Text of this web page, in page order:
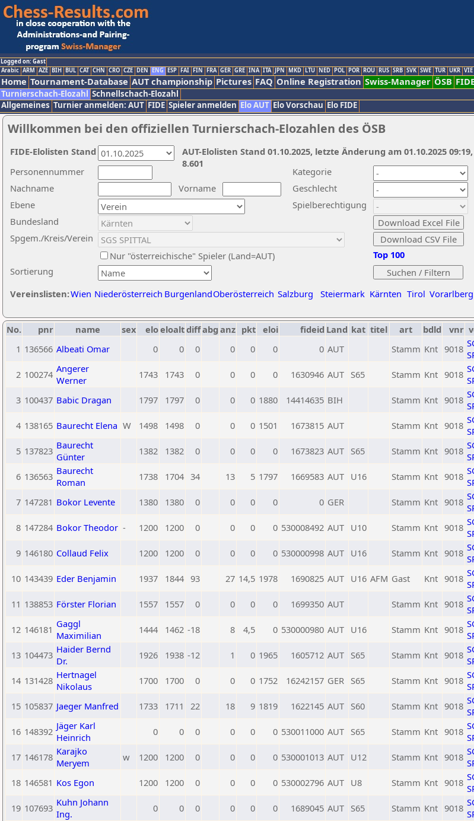
Logged on: Gast
Arabic ARM AZE BIH BUL CAT CHN CRO CZE DEN ENG ESP FAI FIN FRA GER GRE INA ITA JPN MKD LTU NED POL POR ROU RUS SRB SVK SWE TUR UKR VIE
Home Tournament-Database AUT championship Pictures FAQ Online Registration Swiss-Manager ÖSB
Turnierschach-Elozahl Schnellschach-Elozahl
Allgemeines Turnier anmelden: AUT FIDE Spieler anmelden Elo AUT Elo Vorschau Elo FIDE
Willkommen bei den offiziellen Turnierschach-Elozahlen des ÖSB
Nachname
Vorname
Ebene
Kategorie
Sortierung
Personennummer
Bundesland
Spgem./Kreis/Verein
Geschlecht
Nur "österreichische" Spieler (Land=AUT)
Spielberechtigung
Vereinslisten:Wien Niederösterreich BurgenlandOberösterreich Salzburg Steiermark Kärnten Tirol Vorarlberg
Top 100
AUT-Elolisten Stand 01.10.2025, letzte Änderung am 01.10.2025
8.601
FIDE-Elolisten Stand
No. pnr name sex eloeloaltdiffabg anz pkt eloi fideid Land kat titel art bdld vnr
1 136566 Albeati Omar 0 0 0 0 0 0 0 AUT Stamm Knt 9018
2 100274 Angerer
Werner
1743 1743 0 0 0 0 1630946 AUT S65 Stamm Knt 9018
3 100437 Babic Dragan 1797 1797 0 0 0 1880 14414635 BIH Stamm Knt 9018
4 138165 Baurecht Elena W 1498 1498 0 0 0 1501 1673815 AUT Stamm Knt 9018
5 137823 Baurecht
Günter
1382 1382 0 0 0 0 1673823 AUT S65 Stamm Knt 9018
6 136563 Baurecht
Roman
1738 1704 34 13 5 1797 1669583 AUT U16 Stamm Knt 9018
7 147281 Bokor Levente 1380 1380 0 0 0 0 0 GER Stamm Knt 9018
8 147284 Bokor Theodor - 1200 1200 0 0 0 0 530008492 AUT U10 Stamm Knt 9018
9 146180 Collaud Felix 1200 1200 0 0 0 0 530000998 AUT U16 Stamm Knt 9018
10 143439 Eder Benjamin 1937 1844 93 27 14,5 1978 1690825 AUT U16 AFM Gast Knt 9018
11 138853 Förster Florian 1557 1557 0 0 0 0 1699350 AUT Stamm Knt 9018
12 146181 Gaggl
Maximilian
1444 1462 -18 8 4,5 0 530000980 AUT U16 Stamm Knt 9018
13 104473 Haider Bernd
Dr.
1926 1938 -12 1 0 1965 1605712 AUT S65 Stamm Knt 9018
14 131428 Hertnagel
Nikolaus
1700 1700 0 0 0 1752 16242157 GER S65 Stamm Knt 9018
15 105837 Jaeger Manfred 1733 1711 22 18 9 1819 1622145 AUT S60 Stamm Knt 9018
16 148392 Jäger Karl
Heinrich
0 0 0 0 0 0 530011000 AUT S65 Stamm Knt 9018
17 146178 Karajko
Meryem
w 1200 1200 0 0 0 0 530001013 AUT U12 Stamm Knt 9018
18 146581 Kos Egon 1200 1200 0 0 0 0 530002796 AUT U8 Stamm Knt 9018
19 107693 Kuhn Johann
Ing.
0 0 0 0 0 0 1689045 AUT S65 Stamm Knt 9018